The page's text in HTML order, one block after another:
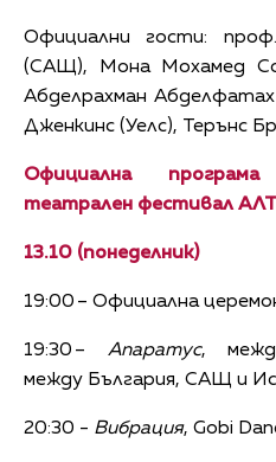
Официални гости:
(САЩ), Мона Мохамед
Абделрахман
Дженкинс (Уелс), Терънс
Официална
театрален фестивал
13.10 (понеделник)
19:00 – Официална
19:30 – Апаратус,
между България, САЩ и
20:30 - Вибрация, Gobi